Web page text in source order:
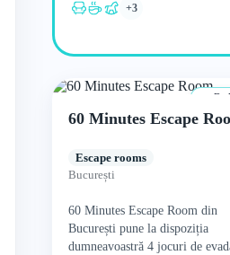
sau un…
+3
De
60 Minutes Escape
Escape rooms
București
60 Minutes Escape Room din
București pune la dispoziția
dumneavoastră 4 jocuri de